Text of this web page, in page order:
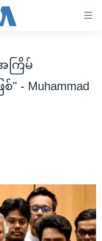
ကြိမ်
- Muhammad